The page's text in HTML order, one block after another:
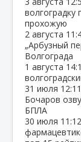
прохожую
2 августа
„Арбузный
Волгограда
1 августа
31 июля 12:11
Бочаров
БПЛА
30 июля 11:12